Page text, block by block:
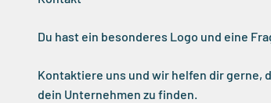
Du hast ein besonderes Logo und eine
Kontaktiere uns und wir helfen dir gerne,
dein Unternehmen zu finden.